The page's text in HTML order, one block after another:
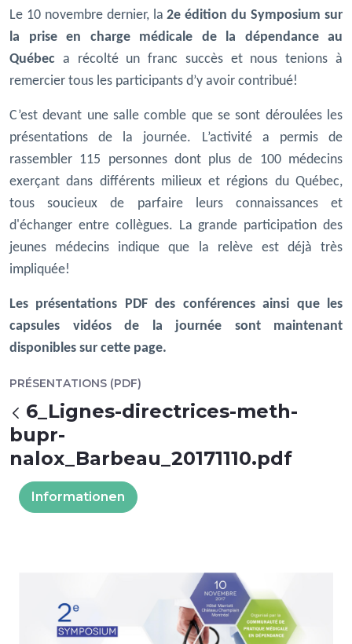
Le 10 novembre dernier, la2e édition du Symposium sur
la prise en charge médicale de la dépendance au
Québec a récolté un franc succès et nous tenions à
remercier tous les participants d’y avoir contribué!
C’est devant une salle comble que se sont déroulées les
présentations de la journée. L’activité a permis de
rassembler 115 personnes dont plus de 100 médecins
exerçant dans différents milieux et régions du Québec,
tous soucieux de parfaire leurs connaissances et
d'échanger entre collègues. La grande participation des
jeunes médecins indique que la relève est déjà très
impliquée!
Les présentations PDF des conférences ainsi que les
capsules vidéos de la journée sont maintenant
disponibles sur cette page.
PRÉSENTATIONS (PDF)
Zurück
6_Lignes-directrices-meth-
bupr-
nalox_Barbeau_20171110.pdf
Informationen